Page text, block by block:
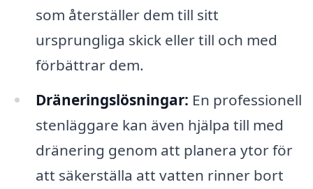
som återställer dem till sitt
ursprungliga skick eller till och med
förbättrar dem.
Dräneringslösningar: En professionell
stenläggare kan även hjälpa till med
dränering genom att planera ytor för
att säkerställa att vatten rinner bort